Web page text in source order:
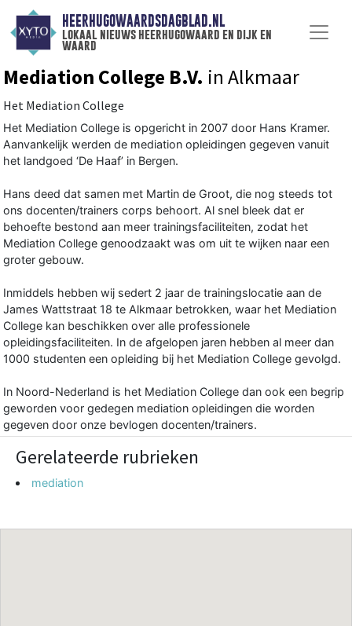
HEERHUGOWAARDSDAGBLAD.NL
lokaal nieuws heerhugowaard en dijk en
waard
Mediation College B.V. in Alkmaar
Het Mediation College
Het Mediation College is opgericht in 2007 door Hans Kramer.
Aanvankelijk werden de mediation opleidingen gegeven vanuit
het landgoed ‘De Haaf’ in Bergen.
Hans deed dat samen met Martin de Groot, die nog steeds tot
ons docenten/trainers corps behoort. Al snel bleek dat er
behoefte bestond aan meer trainingsfaciliteiten, zodat het
Mediation College genoodzaakt was om uit te wijken naar een
groter gebouw.
Inmiddels hebben wij sedert 2 jaar de trainingslocatie aan de
James Wattstraat 18 te Alkmaar betrokken, waar het Mediation
College kan beschikken over alle professionele
opleidingsfaciliteiten. In de afgelopen jaren hebben al meer dan
1000 studenten een opleiding bij het Mediation College gevolgd.
In Noord-Nederland is het Mediation College dan ook een begrip
geworden voor gedegen mediation opleidingen die worden
gegeven door onze bevlogen docenten/trainers.
Gerelateerde rubrieken
mediation